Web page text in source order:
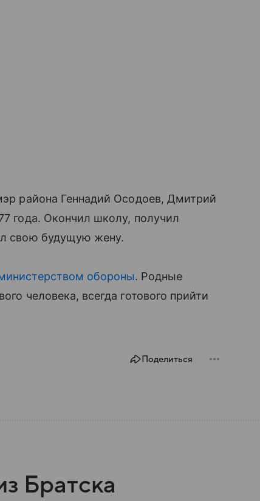
района Геннадий Осодоев, Дмитрий
года. Окончил школу, получил
свою будущую жену.
обороны. Родные
человека, всегда готового прийти
Поделиться
Братска